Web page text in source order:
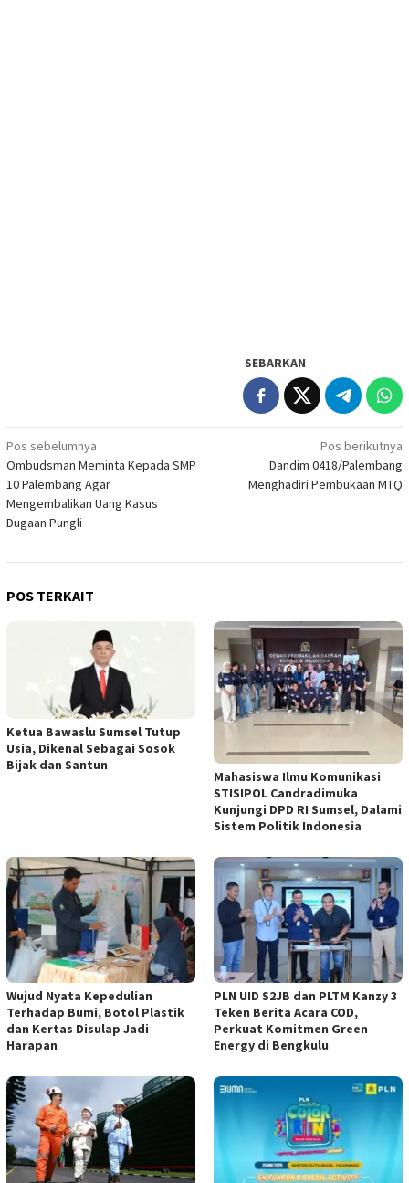
SEBARKAN
Navigasi
pos
Pos sebelumnya
Ombudsman Meminta Kepada SMP
10 Palembang Agar
Mengembalikan Uang Kasus
Dugaan Pungli
Pos berikutnya
Dandim 0418/Palembang
Menghadiri Pembukaan MTQ
POS TERKAIT
Ketua Bawaslu Sumsel Tutup
Usia, Dikenal Sebagai Sosok
Bijak dan Santun
Mahasiswa Ilmu Komunikasi
STISIPOL Candradimuka
Kunjungi DPD RI Sumsel, Dalami
Sistem Politik Indonesia
Wujud Nyata Kepedulian
Terhadap Bumi, Botol Plastik
dan Kertas Disulap Jadi
Harapan
PLN UID S2JB dan PLTM Kanzy 3
Teken Berita Acara COD,
Perkuat Komitmen Green
Energy di Bengkulu